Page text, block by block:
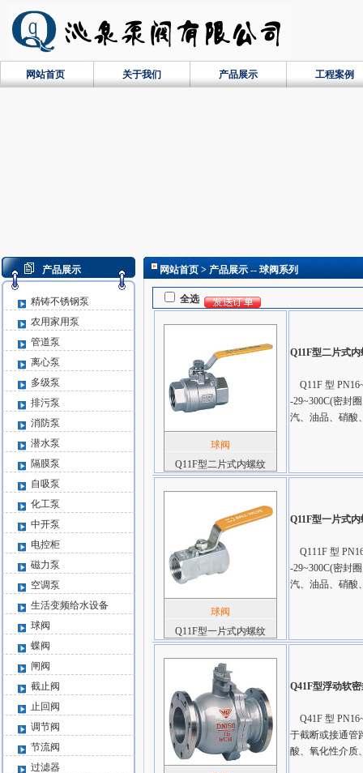
网站首页 关于我们 产品展示 工程案例
产品展示
精铸不锈钢泵
农用家用泵
管道泵
离心泵
多级泵
排污泵
消防泵
潜水泵
隔膜泵
自吸泵
化工泵
中开泵
电控柜
磁力泵
空调泵
生活变频给水设备
球阀
蝶阀
闸阀
截止阀
止回阀
调节阀
节流阀
过滤器
网站首页 > 产品展示 -- 球阀系列
全选
球阀
Q11F型二片式内螺纹
Q11F型二片式
Q11F 型
-29~300C(密封
汽、油品、硝酸
球阀
Q11F型一片式内螺纹
Q11F型一片式
Q111F 型
-29~300C(密封
汽、油品、硝酸
Q41F型浮动软
Q41F 型
于截断或接通管
酸、氧化性介质